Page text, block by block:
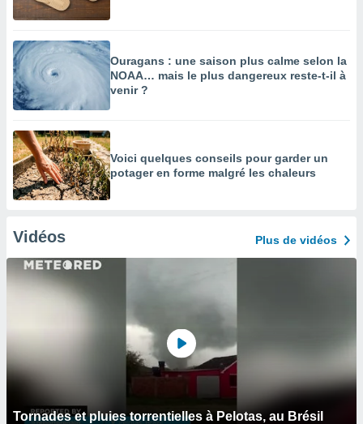
Ouragans : une saison plus calme selon la
NOAA… mais le plus dangereux reste-t-il à
venir ?
Voici quelques conseils pour garder un
potager en forme malgré les chaleurs
Vidéos Plus de vidéos
Tornades et pluies torrentielles à Pelotas, au Brésil